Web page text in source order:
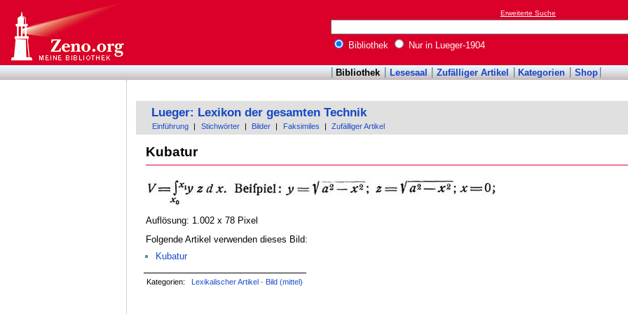
Erweiterte Suche
Bibliothek Nur in Lueger-1904
Bibliothek Lesesaal Zufälliger Artikel Kategorien Shop
Lueger: Lexikon der gesamten Technik
Einführung Stichwörter Bilder Faksimiles Zufälliger Artikel
Kubatur
Auflösung: 1.002 x 78 Pixel
Folgende Artikel verwenden dieses Bild:
Kubatur
Kategorien: Lexikalischer Artikel · Bild (mittel)